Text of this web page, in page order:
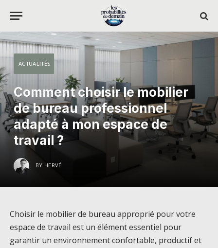
ACTUALITÉS
Comment choisir le mobilier
de bureau professionnel
adapté à mon espace de
travail ?
BY HERVÉ
Choisir le mobilier de bureau approprié pour votre
espace de travail est un élément essentiel pour
garantir un environnement confortable, productif et